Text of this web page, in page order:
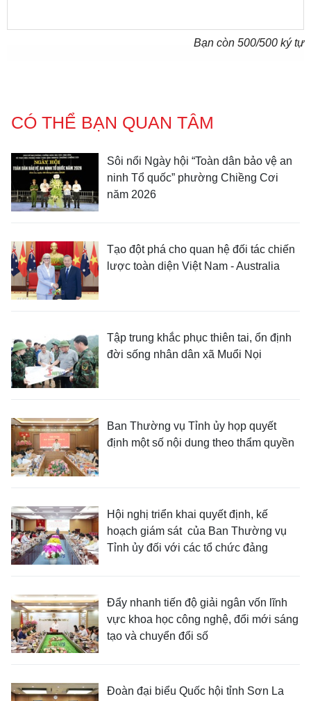
Bạn còn 500/500 ký tự
CÓ THỂ BẠN QUAN TÂM
Sôi nổi Ngày hội “Toàn dân bảo vệ an
ninh Tổ quốc” phường Chiềng Cơi
năm 2026
Tạo đột phá cho quan hệ đối tác chiến
lược toàn diện Việt Nam - Australia
Tập trung khắc phục thiên tai, ổn định
đời sống nhân dân xã Muổi Nọi
Ban Thường vụ Tỉnh ủy họp quyết
định một số nội dung theo thẩm quyền
Hội nghị triển khai quyết định, kế
hoạch giám sát của Ban Thường vụ
Tỉnh ủy đối với các tổ chức đảng
Đẩy nhanh tiến độ giải ngân vốn lĩnh
vực khoa học công nghệ, đổi mới sáng
tạo và chuyển đổi số
Đoàn đại biểu Quốc hội tỉnh Sơn La